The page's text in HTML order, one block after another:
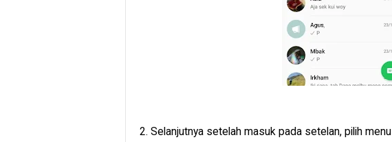
2. Selanjutnya setelah masuk pada setelan, pilih menu